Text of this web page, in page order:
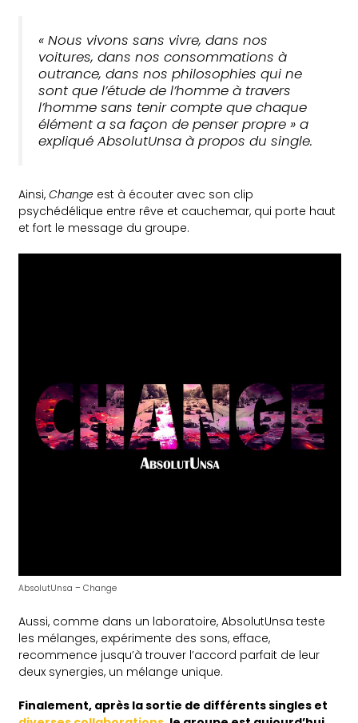
«Nous vivons sans vivre, dans nos
voitures, dans nos consommations à
outrance, dans nos philosophies qui ne
sont que l’étude de l’homme à travers
l’homme sans tenir compte que chaque
élément a sa façon de penser propre » a
expliqué AbsolutUnsa à propos du single.
Ainsi, Change est à écouter avec son clip
psychédélique entre rêve et cauchemar, qui porte haut
et fort le message du groupe.
AbsolutUnsa – Change
Aussi, comme dans un laboratoire, AbsolutUnsa teste
les mélanges, expérimente des sons, efface,
recommence jusqu’à trouver l’accord parfait de leur
deux synergies, un mélange unique.
Finalement, après la sortie de différents singles et